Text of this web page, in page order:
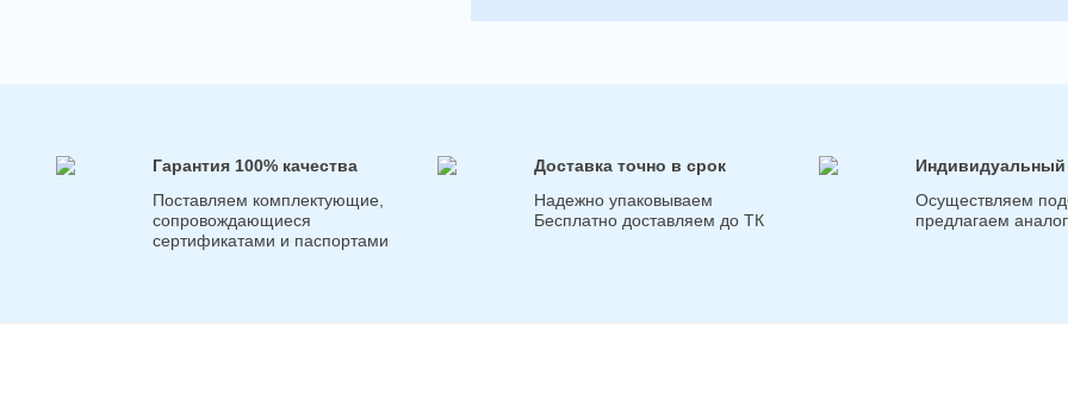
Гарантия 100% качества
Поставляем комплектующие,
сопровождающиеся
сертификатами и паспортами
Доставка точно в срок
Надежно упаковываем
Бесплатно доставляем до ТК
Осуществляем
предлагаем